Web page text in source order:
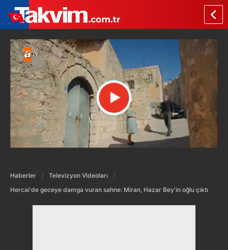
Haberler
Televizyon Videoları
Hercai'de geceye damga vuran sahne: Miran, Hazar Bey'in oğlu çıktı